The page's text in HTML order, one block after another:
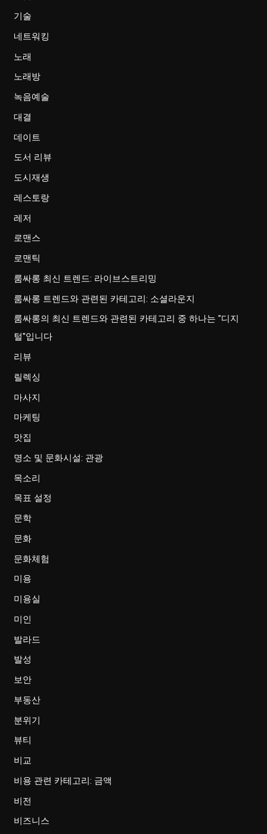
기술
네트워킹
노래
노래방
녹음예술
대결
데이트
도서 리뷰
도시재생
레스토랑
레저
로맨스
로맨틱
룸싸롱 최신 트렌드: 라이브스트리밍
룸싸롱 트렌드와 관련된 카테고리: 소셜라운지
룸싸롱의 최신 트렌드와 관련된 카테고리 중 하나는 "디지
털"입니다
리뷰
릴렉싱
마사지
마케팅
맛집
명소 및 문화시설: 관광
목소리
목표 설정
문학
문화
문화체험
미용
미용실
미인
발라드
발성
보안
부동산
분위기
뷰티
비교
비용 관련 카테고리: 금액
비전
비즈니스